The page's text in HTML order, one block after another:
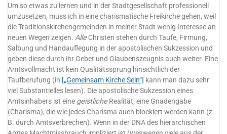
Um so etwas zu lernen und in der Stadtgesellschaft professionell
umzusetzen, muss ich in eine charismatische Freikirche gehen, weil
die Traditionskirchengemeinden in meiner Stadt wenig Interesse an
neuen Wegen zeigen.AlleChristen stehen durch Taufe, Firmung,
Salbung und Handauflegung in der apostolischen Sukzession und
geben diese durch ihr Gebet und Glaubenszeugnis auch weiter. Eine
Amtsvollmacht ist kein Qualitätssprung hinsichtlich der
Taufberufung (in [„Gemeinsam Kirche Sein“] kann man dazu sehr
viel Substantielles lesen). Die apostolische Sukzession eines
Amtsinhabers ist eine geistlicheRealität, eine Gnadengabe
(Charisma), die wie jedes Charisma auch blockiert werden kann (z.
B. durch Amtsverbrechen). Wenn in der DNA des hierarchischen